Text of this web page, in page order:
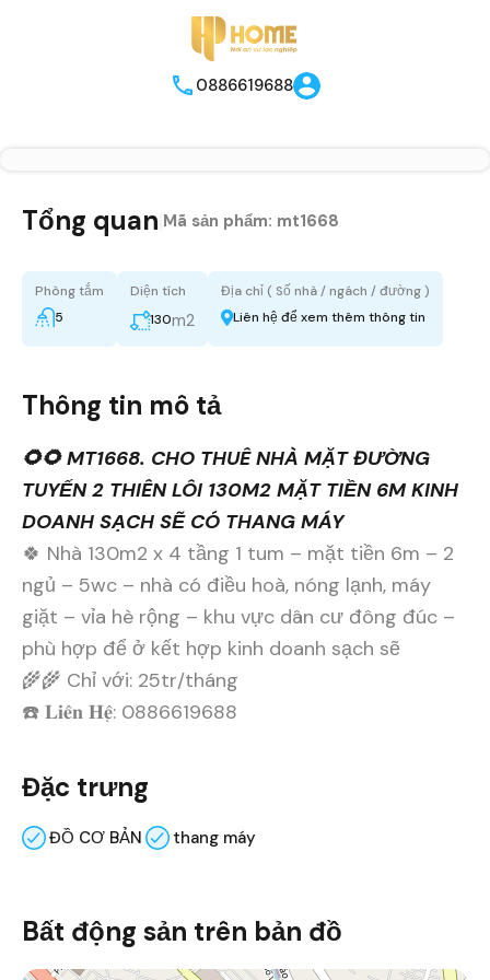
0886619688
Tổng quan Mã sản phẩm: mt1668
Phòng tắm
5
Diện tích
130m2
Địa chỉ ( Số nhà / ngách / đường )
Liên hệ để xem thêm thông tin
Thông tin mô tả
🌻🌻 MT1668. CHO THUÊ NHÀ MẶT ĐƯỜNG
TUYẾN 2 THIÊN LÔI 130M2 MẶT TIỀN 6M KINH
DOANH SẠCH SẼ CÓ THANG MÁY
🍀 Nhà 130m2 x 4 tầng 1 tum – mặt tiền 6m – 2
ngủ – 5wc – nhà có điều hoà, nóng lạnh, máy
giặt – vỉa hè rộng – khu vực dân cư đông đúc –
phù hợp để ở kết hợp kinh doanh sạch sẽ
🌾🌾 Chỉ với: 25tr/tháng
☎️ 𝐋𝐢𝐞̂𝐧 𝐇𝐞̣̂: 0886619688
Đặc trưng
ĐỒ CƠ BẢN thang máy
Bất động sản trên bản đồ